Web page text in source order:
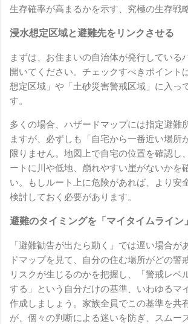
生存確率が高まるかを示す、究極の生存戦
浸水想定区域と避難先をリンクさせる
まずは、お住まいの自治体が発行している
開いてください。チェックすべきポイント
想定区域」や「土砂災害警戒区域」に入っ
す。
多くの場合、ハザードマップには指定避難
ますが、必ずしも「自宅から一番近い場所
限りません。地図上で自宅の位置を確認し
ートに川や低地、崩れやすい崖がないかを
い。もしルート上に危険があれば、より安
検討しておく必要があります。
避難のタイミングを「マイタイムライン
「避難勧告が出たら動く」では遅い場合が
ドマップを見て、自分の住む場所がどの警
リスクが生じるのかを把握し、「警戒レベ
する」という自分だけの基準、いわゆるマ
作成しましょう。家族全員でこの基準を共
が、個々の判断による迷いを防ぎ、スムー